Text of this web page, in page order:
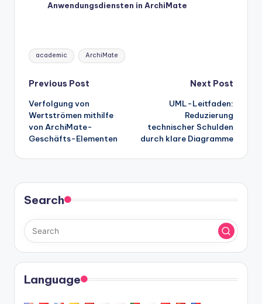
Anwendungsdiensten in ArchiMate
Tags:
academic ArchiMate
Post
navigation
Previous Post
Verfolgung von
Wertströmen mithilfe
von ArchiMate-
Geschäfts-Elementen
Next Post
UML-Leitfaden:
Reduzierung
technischer Schulden
durch klare Diagramme
Search
Language